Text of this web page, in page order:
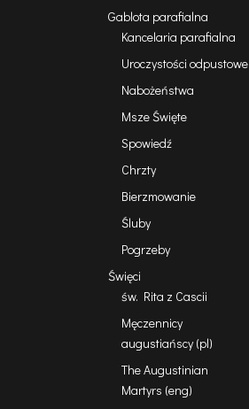
Gablota parafialna
Kancelaria parafialna
Uroczystości odpustowe
Nabożeństwa
Msze Święte
Spowiedź
Chrzty
Bierzmowanie
Śluby
Pogrzeby
Święci
św. Rita z Cascii
Męczennicy
augustiańscy (pl)
The Augustinian
Martyrs (eng)